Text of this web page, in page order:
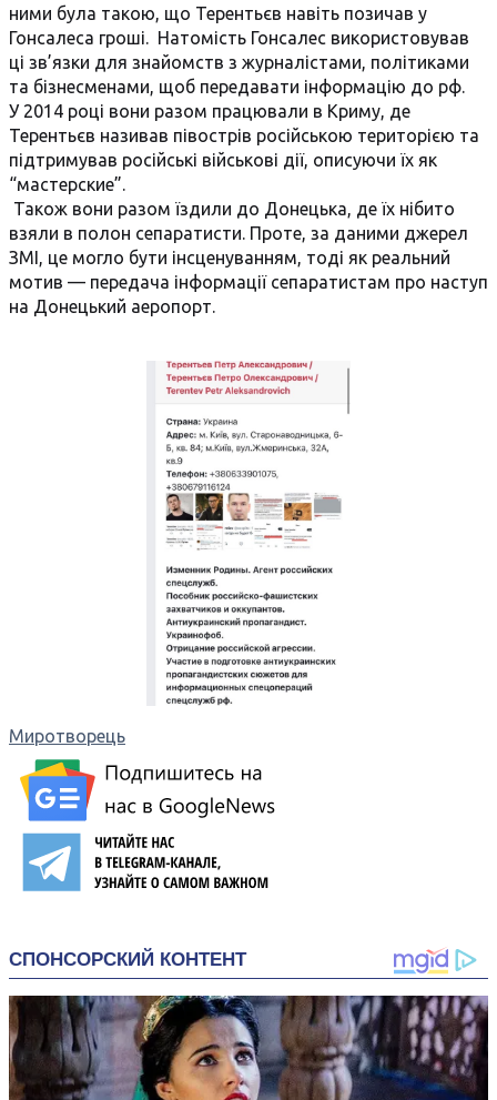
ними була такою, що Терентьєв навіть позичав у
Гонсалеса гроші. Натомість Гонсалес використовував
ці зв’язки для знайомств з журналістами, політиками
та бізнесменами, щоб передавати інформацію до рф.
У 2014 році вони разом працювали в Криму, де
Терентьєв називав півострів російською територією та
підтримував російські військові дії, описуючи їх як
“мастерские”.
Також вони разом їздили до Донецька, де їх нібито
взяли в полон сепаратисти. Проте, за даними джерел
ЗМІ, це могло бути інсценуванням, тоді як реальний
мотив — передача інформації сепаратистам про наступ
на Донецький аеропорт.
Миротворець